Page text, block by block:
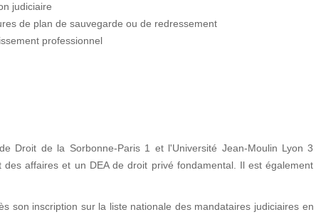
judiciaire
de plan de sauvegarde ou de redressement
professionnel
Droit de la Sorbonne-Paris 1 et l'Université Jean-Moulin Lyon 3
affaires et un DEA de droit privé fondamental. Il est également
son inscription sur la liste nationale des mandataires judiciaires en